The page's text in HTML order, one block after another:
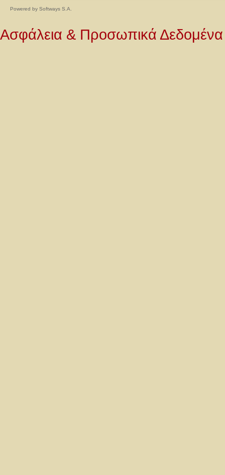
Powered by Softways S.A.
Ασφάλεια & Προσωπικά Δεδομένα